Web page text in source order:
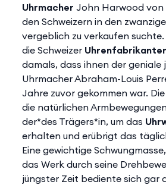
Uhrmacher John Harwood
den Schweizern in den
vergeblich zu verkaufen
die Schweizer
damals, dass ihnen der geniale
Uhrmacher Abraham-Louis
Jahre zuvor gekommen war.
die natürlichen
der*des Trägers*in, um das
erhalten und erübrigt das
Eine gewichtige
das Werk durch seine
jüngster Zeit bediente sich gar